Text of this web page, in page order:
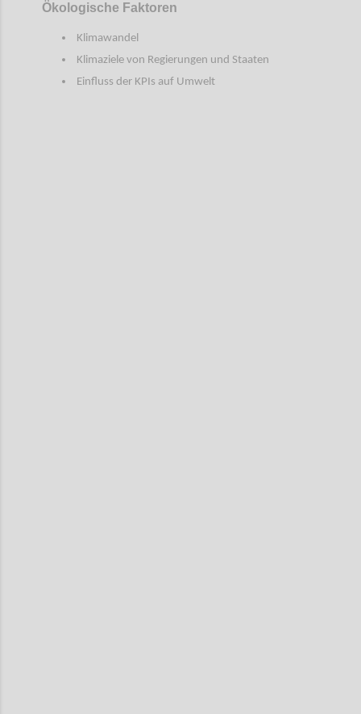
Ökologische Faktoren
Klimawandel
Klimaziele von Regierungen und Staaten
Einfluss der KPIs auf Umwelt